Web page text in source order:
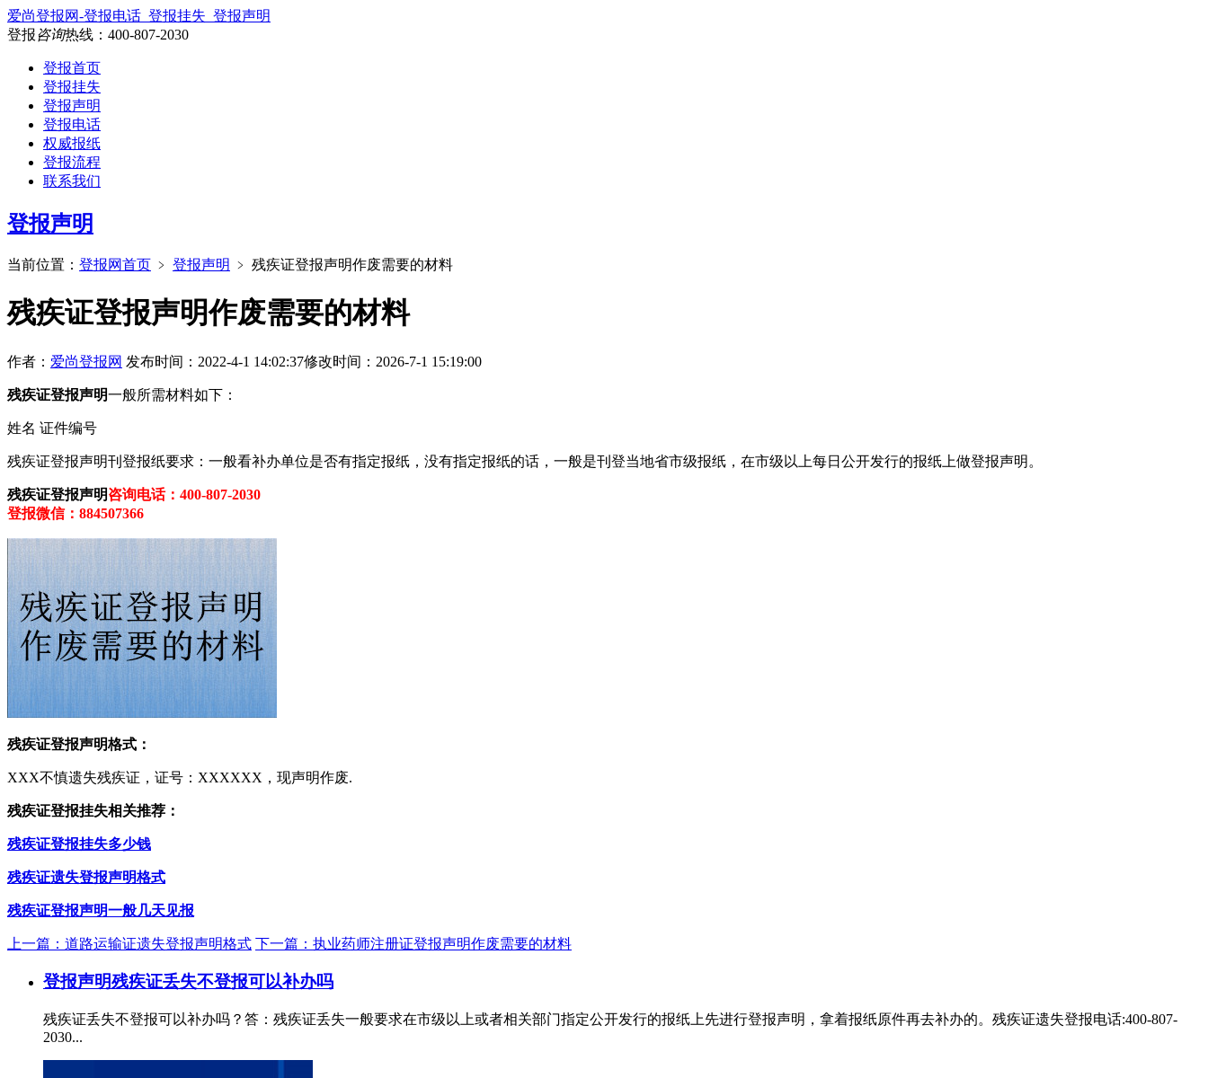
爱尚登报网-登报电话_登报挂失_登报声明
登报咨询热线： 400-807-2030
登报首页
登报挂失
登报声明
登报电话
权威报纸
登报流程
联系我们
登报声明
当前位置： 登报网首页 ﹥ 登报声明 ﹥ 残疾证登报声明作废需要的材料
残疾证登报声明作废需要的材料
作者： 爱尚登报网 发布时间：2022-4-1 14:02:37修改时间：2026-7-1 15:19:00
残疾证登报声明一般所需材料如下：
姓名 证件编号
残疾证登报声明刊登报纸要求：一般看补办单位是否有指定报纸，没有指定报纸的话，一般是刊登当地省市级报纸，在市级以上每日公开发行的报纸上做登报声明。
残疾证登报声明咨询电话：400-807-2030
登报微信：884507366
残疾证登报声明格式：
XXX不慎遗失残疾证，证号：XXXXXX，现声明作废.
残疾证登报挂失相关推荐：
残疾证登报挂失多少钱
残疾证遗失登报声明格式
残疾证登报声明一般几天见报
上一篇：道路运输证遗失登报声明格式 下一篇：执业药师注册证登报声明作废需要的材料
登报声明残疾证丢失不登报可以补办吗
残疾证丢失不登报可以补办吗？答：残疾证丢失一般要求在市级以上或者相关部门指定公开发行的报纸上先进行登报声明，拿着报纸原件再去补办的。残疾证遗失登报电话:400-807-
2030...